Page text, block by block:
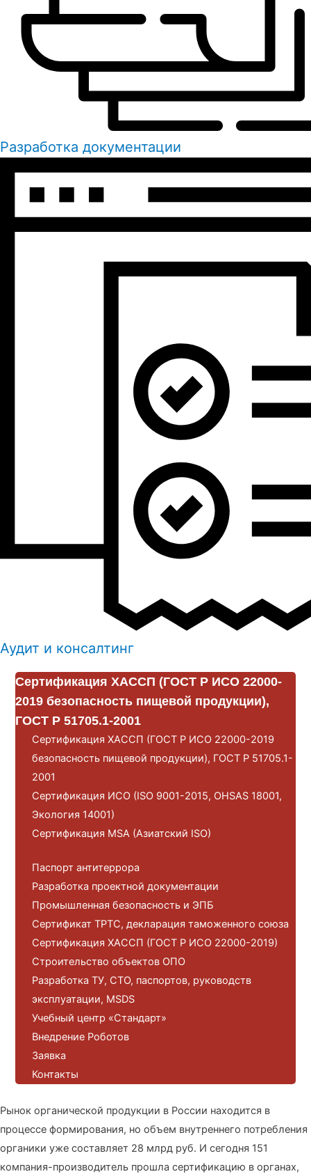
Разработка документации
Аудит и консалтинг
Сертификация ХАССП (ГОСТ Р ИСО 22000-
2019 безопасность пищевой продукции),
ГОСТ Р 51705.1-2001
Сертификация ХАССП (ГОСТ Р ИСО 22000-2019
безопасность пищевой продукции), ГОСТ Р 51705.1-
2001
Сертификация ИСО (ISO 9001-2015, OHSAS 18001,
Экология 14001)
Сертификация MSA (Азиатский ISO)
Паспорт антитеррора
Разработка проектной документации
Промышленная безопасность и ЭПБ
Сертификат ТРТС, декларация таможенного союза
Сертификация ХАССП (ГОСТ Р ИСО 22000-2019)
Строительство объектов ОПО
Разработка ТУ, СТО, паспортов, руководств
эксплуатации, MSDS
Учебный центр «Стандарт»
Внедрение Роботов
Заявка
Контакты
Рынок органической продукции в России находится в
процессе формирования, но объем внутреннего потребления
органики уже составляет 28 млрд руб. И сегодня 151
компания-производитель прошла сертификацию в органах,